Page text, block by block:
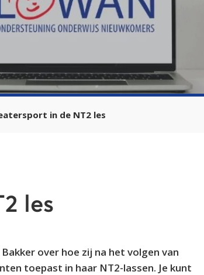
in de NT2 les
les
over hoe zij na het volgen van
toepast in haar NT2-lassen. Je kunt